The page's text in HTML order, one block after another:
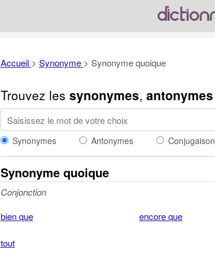
Accueil > Synonyme > Synonyme quoique
Trouvez les synonymes, antonymes
Synonymes Antonymes Conjugaison
Synonyme quoique
Conjonction
bien que
encore que
tout